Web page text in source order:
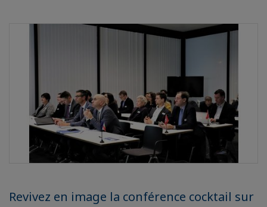
Revivez en image la conférence cocktail sur